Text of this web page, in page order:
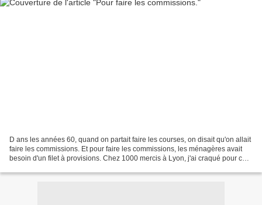
D ans les années 60, quand on partait faire les courses, on disait qu'on allait
faire les commissions. Et pour faire les commissions, les ménagères avait
besoin d'un filet à provisions. Chez 1000 mercis à Lyon, j'ai craqué pour ce